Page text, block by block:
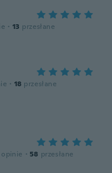
· 13 przesłane
· 18 przesłane
opinie · 58 przesłane